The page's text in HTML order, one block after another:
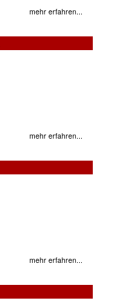
mehr erfahren...
mehr erfahren...
mehr erfahren...